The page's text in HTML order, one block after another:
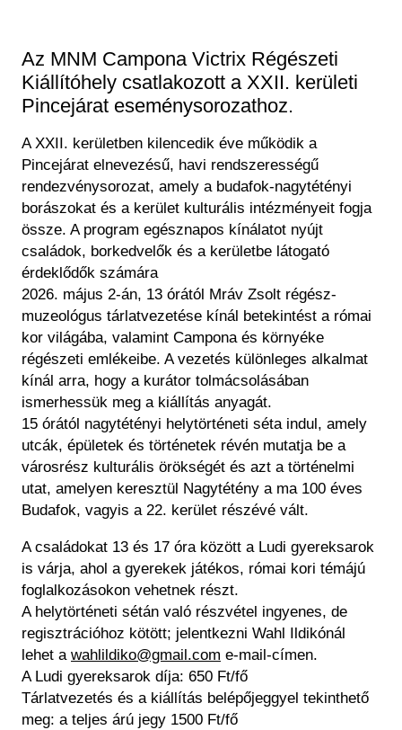
Central Archive
Az MNM Campona Victrix Régészeti
Kiállítóhely csatlakozott a XXII. kerületi
Pincejárat eseménysorozathoz.
A XXII. kerületben kilencedik éve működik a
Pincejárat elnevezésű, havi rendszerességű
rendezvénysorozat, amely a budafok-nagytétényi
borászokat és a kerület kulturális intézményeit fogja
össze. A program egésznapos kínálatot nyújt
családok, borkedvelők és a kerületbe látogató
érdeklődők számára
2026. május 2-án, 13 órától Mráv Zsolt régész-
muzeológus tárlatvezetése kínál betekintést a római
kor világába, valamint Campona és környéke
régészeti emlékeibe. A vezetés különleges alkalmat
kínál arra, hogy a kurátor tolmácsolásában
ismerhessük meg a kiállítás anyagát.
15 órától nagytétényi helytörténeti séta indul, amely
utcák, épületek és történetek révén mutatja be a
városrész kulturális örökségét és azt a történelmi
utat, amelyen keresztül Nagytétény a ma 100 éves
Budafok, vagyis a 22. kerület részévé vált.
A családokat 13 és 17 óra között a Ludi gyereksarok
is várja, ahol a gyerekek játékos, római kori témájú
foglalkozásokon vehetnek részt.
A helytörténeti sétán való részvétel ingyenes, de
regisztrációhoz kötött; jelentkezni Wahl Ildikónál
lehet a wahlildiko@gmail.com e-mail-címen.
A Ludi gyereksarok díja: 650 Ft/fő
Tárlatvezetés és a kiállítás belépőjeggyel tekinthető
meg: a teljes árú jegy 1500 Ft/fő